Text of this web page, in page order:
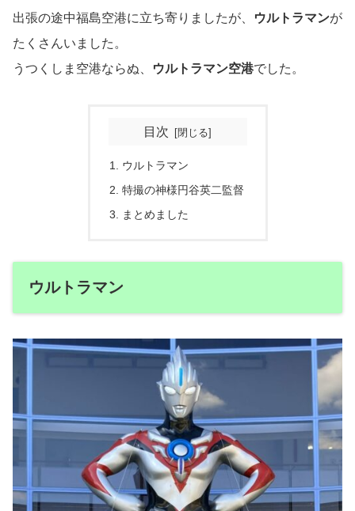
出張の途中福島空港に立ち寄りましたが、 ウルトラマンが
たくさんいました。
うつくしま空港ならぬ、
ウルトラマン空港でした。
目次
ウルトラマン
特撮の神様円谷英二監督
まとめました
ウルトラマン